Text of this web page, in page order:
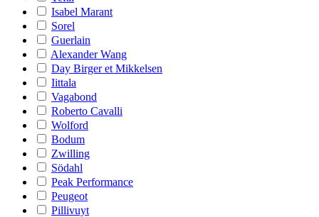
Isabel Marant
Sorel
Guerlain
Alexander Wang
Day Birger et Mikkelsen
Iittala
Vagabond
Roberto Cavalli
Wolford
Bodum
Zwilling
Södahl
Peak Performance
Peugeot
Pillivuyt